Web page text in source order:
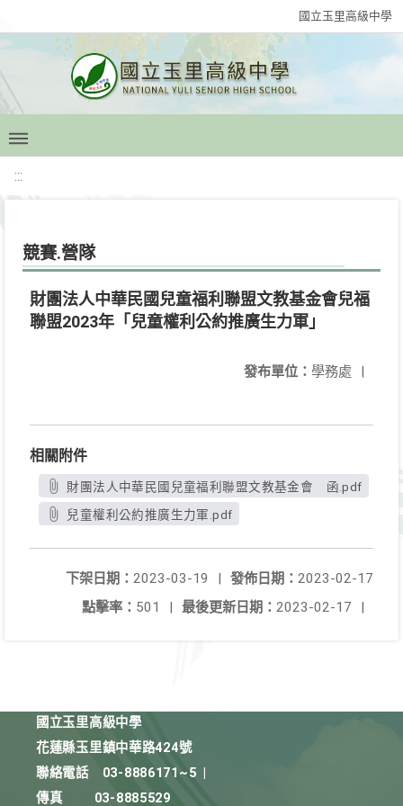
國立玉里高級中學
:::
競賽.營隊
財團法人中華民國兒童福利聯盟文教基金會兒福
聯盟2023年「兒童權利公約推廣生力軍」
發布單位： 學務處 |
相關附件
財團法人中華民國兒童福利聯盟文教基金會 函.pdf
兒童權利公約推廣生力軍.pdf
發佈日期： 2023-02-17
下架日期： 2023-03-19
|
最後更新日期： 2023-02-17 |
點擊率： 501 |
國立玉里高級中學
花蓮縣玉里鎮中華路424號
聯絡電話
03-8886171~5
傳真
03-8885529